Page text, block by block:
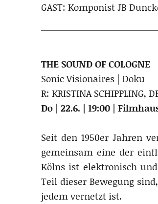
GAST: Komponist JB
THE SOUND OF COLOGNE
Sonic Visionaires | Doku
R: KRISTINA SCHIPPLING,
Do | 22.6. | 19:00 |
Seit den 1950er Jahren
gemeinsam eine der
Kölns ist elektronisch
Teil dieser Bewegung
jedem vernetzt ist.